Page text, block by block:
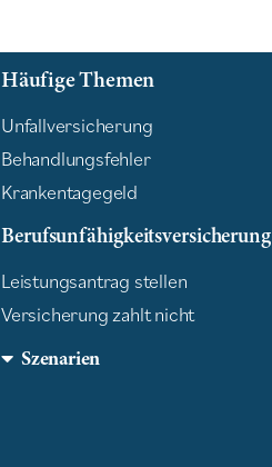
Häufige Themen
Unfallversicherung
Behandlungsfehler
Krankentagegeld
Berufsunfähigkeitsversicherung
Leistungsantrag stellen
Versicherung zahlt nicht
Szenarien